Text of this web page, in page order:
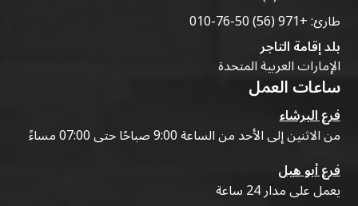
طارئ:+971 (56) 50-76-010
بلد إقامة التاجر
الإمارات العربية المتحدة
ساعات العمل
فرع البرشاء
من الاثنين إلى الأحد من الساعة 9:00 صباحًا حتى 07:00 مساءً
فرع أبو هيل
يعمل على مدار 24 ساعة